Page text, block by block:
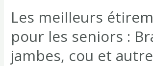
Les meilleurs
pour les seniors :
jambes, cou et